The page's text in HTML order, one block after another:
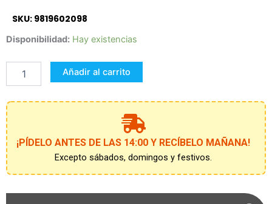
SKU: 9819602098
Disponibilidad: Hay existencias
Set
mangas
tela-
efecto
zombie
cantidad
Añadir al carrito
¡PÍDELO ANTES DE LAS 14:00 Y RECÍBELO MAÑANA!
Excepto sábados, domingos y festivos.